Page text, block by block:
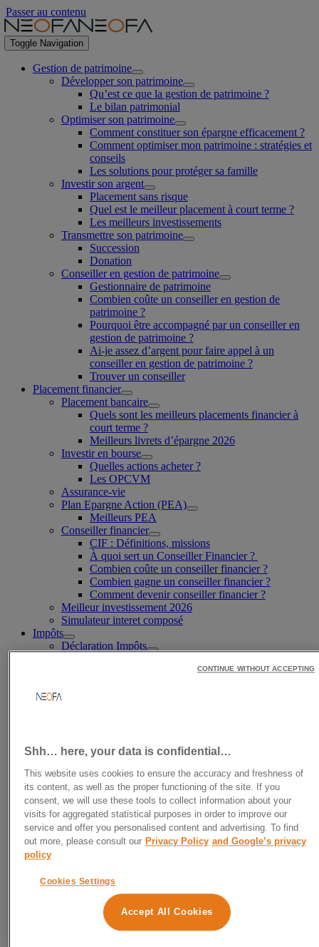
Passer au contenu
Toggle Navigation
Gestion de patrimoine
Développer son patrimoine
Qu’est ce que la gestion de patrimoine ?
Le bilan patrimonial
Optimiser son patrimoine
Comment constituer son épargne efficacement ?
Comment optimiser mon patrimoine : stratégies et
conseils
Les solutions pour protéger sa famille
Investir son argent
Placement sans risque
Quel est le meilleur placement à court terme ?
Les meilleurs investissements
Transmettre son patrimoine
Succession
Donation
Conseiller en gestion de patrimoine
Gestionnaire de patrimoine
Combien coûte un conseiller en gestion de
patrimoine ?
Pourquoi être accompagné par un conseiller en
gestion de patrimoine ?
Ai-je assez d’argent pour faire appel à un
conseiller en gestion de patrimoine ?
Trouver un conseiller
Placement financier
Placement bancaire
Quels sont les meilleurs placements financier à
court terme ?
Meilleurs livrets d’épargne 2026
Investir en bourse
Quelles actions acheter ?
Les OPCVM
Assurance-vie
Plan Epargne Action (PEA)
Meilleurs PEA
Conseiller financier
CIF : Définitions, missions
À quoi sert un Conseiller Financier ?
Combien coûte un conseiller financier ?
Combien gagne un conseiller financier ?
Comment devenir conseiller financier ?
Meilleur investissement 2026
Simulateur interet composé
Impôts
Déclaration Impôts
Calculer son revenu net imposable
Réduire ses impôts
Défiscalisation immobilière
Défiscaliser avec l’immobilier ancien
Défiscalisation avec les FCPI
Girardin industriel
SCPI Denormandie
Défiscaliser avec un PER
Fiscalité des particuliers
Conseil en optimisation fiscale
Enveloppes fiscales
Fiscalité de l’assurance-vie
Fiscalité du PEA
Fiscalité du PER
Fiscalité du PEL
Shh… here, your data is confidential…
This website uses cookies to ensure the accuracy and freshness of
its content, as well as the proper functioning of the site. If you
consent, we will use these tools to collect information about your
visits for aggregated statistical purposes in order to improve our
service and offer you personalised content and advertising. To find
out more, please consult our Privacy Policy and Google’s privacy
policy
Cookies Settings
Accept All Cookies
CONTINUE WITHOUT ACCEPTING